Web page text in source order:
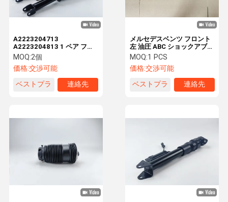
メルセデスベンツ フロント
左 油圧 ABC ショックアブソ
ーバー W222 2223208313
MOQ:1 PCS
価格:交渉可能
ベストプラ
連絡先
A2223204713
A2223204813 1 ペア フロ
ントエアサスペンション シ
ョック吸収器 メルセデス・
ベンツ W222
MOQ:2個
価格:交渉可能
ベストプラ
連絡先